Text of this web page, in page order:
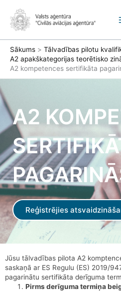
saturu
Sākums
Tālvadības pilotu
A2 apakškategorijas teorētisko
A2 kompetences sertifikāta
A2
Reģistrējies
Jūsu tālvadības pilota A2
saskaņā ar ES Regulu (ES) 2019/
pagarinātu sertifikāta derīguma
Pirms derīguma termiņa